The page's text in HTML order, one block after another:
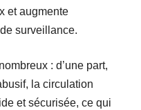
et augmente
surveillance.
: d’une part,
la circulation
et sécurisée, ce qui